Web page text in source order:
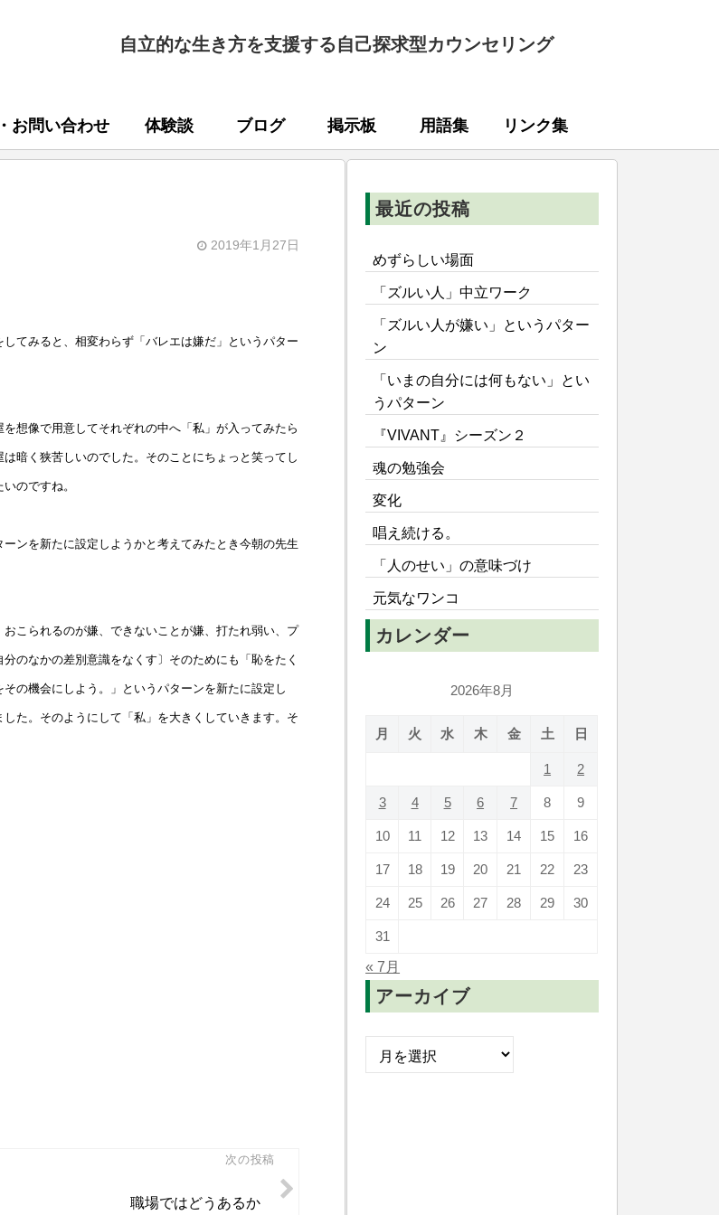
自立的な生き方を支援する自己探求型カウンセリング
お問い合わせ 体験談 ブログ 掲示板 用語集 リンク集
2019年1月27日
てみると、相変わらず「バレエは嫌だ」というパター
想像で用意してそれぞれの中へ「私」が入ってみたら
暗く狭苦しいのでした。そのことにちょっと笑ってし
のですね。
ンを新たに設定しようかと考えてみたとき今朝の先生
こられるのが嫌、できないことが嫌、打たれ弱い、プ
のなかの差別意識をなくす〕そのためにも「恥をたく
の機会にしよう。」というパターンを新たに設定し
た。そのようにして「私」を大きくしていきます。そ
次の投稿
職場ではどうあるか
最近の投稿
めずらしい場面
「ズルい人」中立ワーク
「ズルい人が嫌い」というパター
ン
「いまの自分には何もない」とい
うパターン
『VIVANT』シーズン２
魂の勉強会
変化
唱え続ける。
「人のせい」の意味づけ
元気なワンコ
カレンダー
2026年8月
月 火 水 木 金 土 日
1 2
3 4 5 6 7 8 9
10 11 12 13 14 15 16
17 18 19 20 21 22 23
24 25 26 27 28 29 30
31
« 7月
アーカイブ
ー